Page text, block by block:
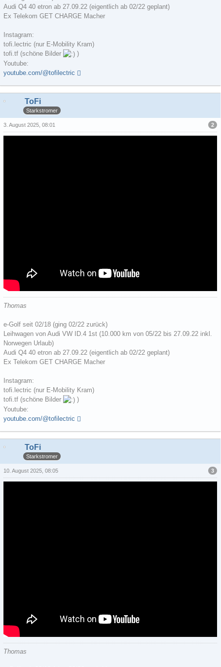
Audi Q4 40 etron ab 27.09.22 (eigentlich ab 02/22 geplant)
Ex Telekom GET CHARGE Macher
Instagram:
tofi.lectric (nur E-Mobility Kram)
tofi.tf (schöne Bilder
)
Youtube:
youtube.com/@tofilectric
ToFi
Starkstromer
2
3. August 2025, 08:01
Thomas
e-Golf seit 02/18 (ging 02/22 zurück)
Leihwagen von Audi VW ID.4 1st (10.000 km von 05/22 bis 27.09.22 inkl.
Norwegen Urlaub)
Audi Q4 40 etron ab 27.09.22 (eigentlich ab 02/22 geplant)
Ex Telekom GET CHARGE Macher
Instagram:
tofi.lectric (nur E-Mobility Kram)
tofi.tf (schöne Bilder
)
Youtube:
youtube.com/@tofilectric
ToFi
Starkstromer
3
10. August 2025, 08:05
Thomas